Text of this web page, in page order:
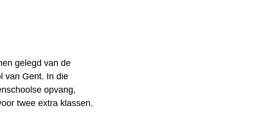
gelegd van de
van Gent. In die
opvang,
twee extra klassen.